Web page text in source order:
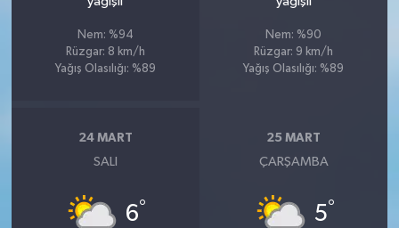
Nem: %94
Rüzgar: 8 km/h
Yağış Olasılığı: %89
Nem: %90
Rüzgar: 9 km/h
Yağış Olasılığı: %89
24 MART
SALI
6°
25 MART
ÇARŞAMBA
5°